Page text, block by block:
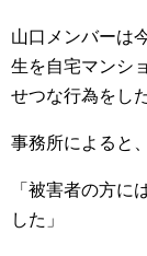
山口メンバーは
生を自宅マンシ
せつな行為をし
事務所によると、
「被害者の方に
した」